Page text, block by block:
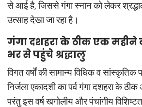
से आई है, जिससे गंगा स्नान को लेकर
उत्साह देखा जा रहा है।
गंगा दशहरा के ठीक एक महीने
भर से पहुंचे श्रद्धालु
विगत वर्षों की सामान्य विधिक व
निर्जला एकादशी का पर्व गंगा दशहरा के
परंतु इस वर्ष खगोलीय और पंचांगीय